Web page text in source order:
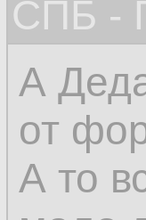
СПБ -
А
от
А то